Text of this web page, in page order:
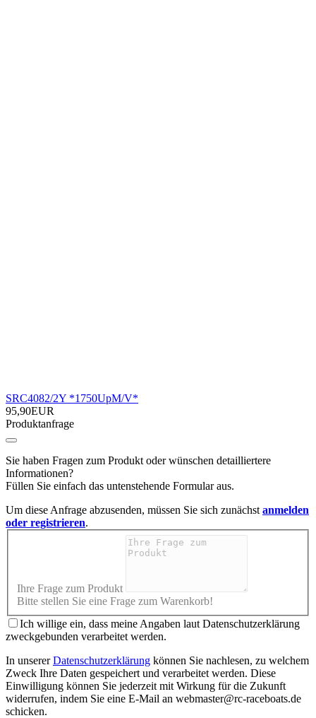
SRC4082/2Y *1750UpM/V*
95,90EUR
Produktanfrage
Sie haben Fragen zum Produkt oder wünschen detailliertere
Informationen?
Füllen Sie einfach das untenstehende Formular aus.
Um diese Anfrage abzusenden, müssen Sie sich zunächst anmelden
oder registrieren.
Ihre Frage zum Produkt
Bitte stellen Sie eine Frage zum Warenkorb!
Ich willige ein, dass meine Angaben laut Datenschutzerklärung
zweckgebunden verarbeitet werden.
In unsererDatenschutzerklärung können Sie nachlesen, zu welchem
Zweck Ihre Daten gespeichert und verarbeitet werden. Diese
Einwilligung können Sie jederzeit mit Wirkung für die Zukunft
widerrufen, indem Sie eine E-Mail an webmaster@rc-raceboats.de
schicken.